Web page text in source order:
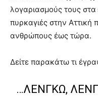
λογαριασμούς τους στα
πυρκαγιές στην
ανθρώπους έως τώρα.
Δείτε παρακάτω τι
…ΛΈΝΓΚΩ,